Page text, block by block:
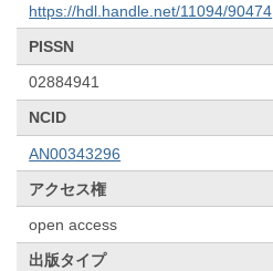
https://hdl.handle.net/11094/90474
PISSN
02884941
NCID
AN00343296
アクセス権
open access
出版タイプ